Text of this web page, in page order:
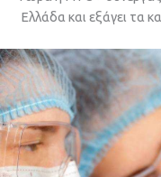
Ελλάδα και εξάγει τα